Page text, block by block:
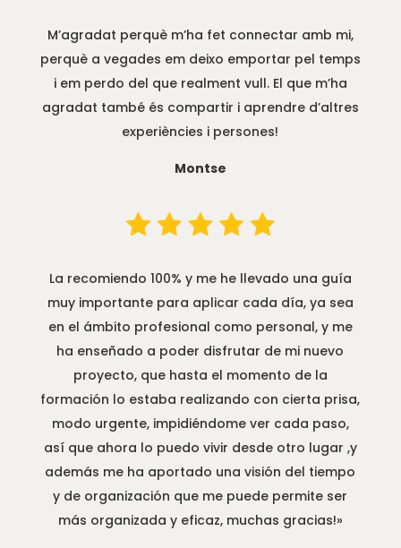
M’agradat perquè m’ha fet connectar amb mi,
perquè a vegades em deixo emportar pel temps
i em perdo del que realment vull. El que m’ha
agradat també és compartir i aprendre d’altres
experiències i persones!
Montse
La recomiendo 100% y me he llevado una guía
muy importante para aplicar cada día, ya sea
en el ámbito profesional como personal, y me
ha enseñado a poder disfrutar de mi nuevo
proyecto, que hasta el momento de la
formación lo estaba realizando con cierta prisa,
modo urgente, impidiéndome ver cada paso,
así que ahora lo puedo vivir desde otro lugar ,y
además me ha aportado una visión del tiempo
y de organización que me puede permite ser
más organizada y eficaz, muchas gracias!»